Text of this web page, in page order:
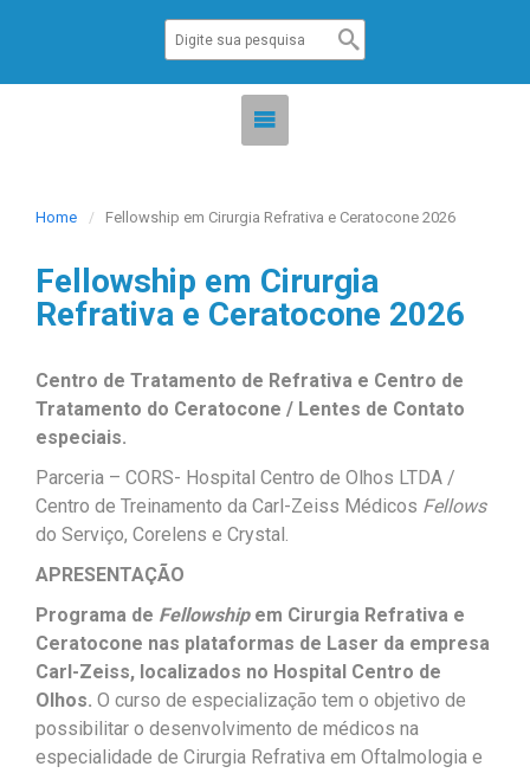
Home Fellowship em Cirurgia Refrativa e Ceratocone 2026
Fellowship em Cirurgia
Refrativa e Ceratocone 2026
Centro de Tratamento de Refrativa e Centro de
Tratamento do Ceratocone / Lentes de Contato
especiais.
Parceria – CORS- Hospital Centro de Olhos LTDA /
Centro de Treinamento da Carl-Zeiss Médicos Fellows
do Serviço, Corelens e Crystal.
APRESENTAÇÃO
Programa de Fellowshipem Cirurgia Refrativa e
Ceratocone nas plataformas de Laser da empresa
Carl-Zeiss, localizados no Hospital Centro de
Olhos. O curso de especialização tem o objetivo de
possibilitar o desenvolvimento de médicos na
especialidade de Cirurgia Refrativa em Oftalmologia e